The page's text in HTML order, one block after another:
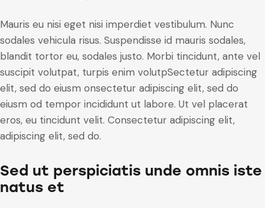
Mauris eu nisi eget nisi imperdiet vestibulum. Nunc
sodales vehicula risus. Suspendisse id mauris sodales,
blandit tortor eu, sodales justo. Morbi tincidunt, ante vel
suscipit volutpat, turpis enim volutpSectetur adipiscing
elit, sed do eiusm onsectetur adipiscing elit, sed do
eiusm od tempor incididunt ut labore. Ut vel placerat
eros, eu tincidunt velit. Consectetur adipiscing elit,
adipiscing elit, sed do.
Sed ut perspiciatis unde omnis iste
natus et